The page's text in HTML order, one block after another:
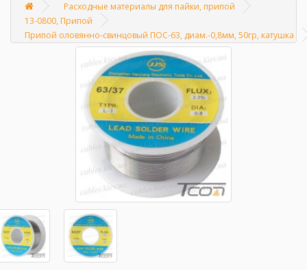
Главная
Расходные материалы для пайки, припой
13-0800, Припой
Припой оловянно-свинцовый ПОС-63, диам.-0,8мм, 50гр, катушка